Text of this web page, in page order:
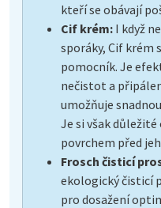
kteří se obávají
Cif krém: I když
sporáky, Cif krém
pomocník. Je
nečistot a
umožňuje
Je si však
povrchem před
Frosch čisticí
ekologický čisticí
pro dosažení